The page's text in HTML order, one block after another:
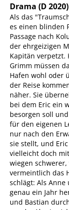
Drama (D 2020)
Als das
es einen blinden
Passage nach
der ehrgeizigen
Kapitän verpetzt.
Grimm müssen
Hafen wohl oder
der Reise
näher. Sie
bei dem Eric ein
besorgen soll
für den eigenen
nur nach den
sie stellt, und
vielleicht doch
wiegen
vermeintlich das
schlägt: Als Anne
genau ein Jahr
und Bastian